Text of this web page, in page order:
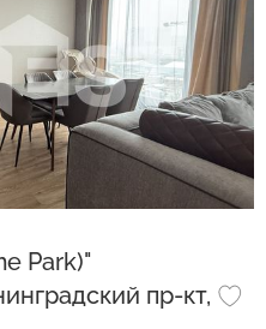
Park)"
пр-кт,